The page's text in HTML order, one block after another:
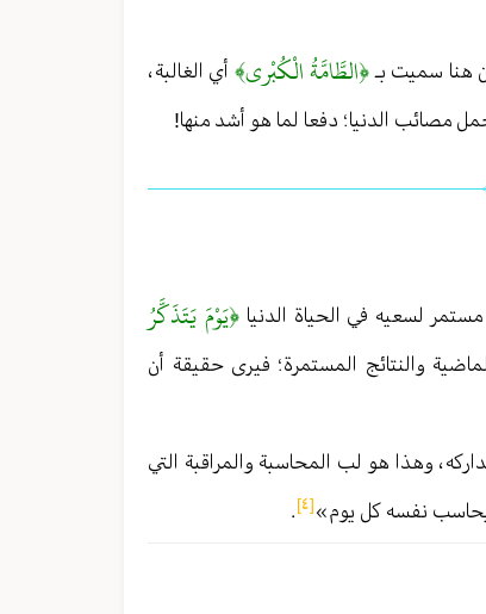
هنا سميت بـ﴿الطَّامَّةُ الْكُبْرى‏﴾ أي الغالبة ،
مصائب الدنيا ؛ دفعا لما هو أشد منها!
لسعيه في الحياة الدنيا﴿يَوْمَ يَتَذَكَّرُ
والنتائج المستمرة ؛ فيرى حقيقة أن
، وهذا هو لب المحاسبة والمراقبة التي
يحاسب نفسه كل يوم»[٤] .